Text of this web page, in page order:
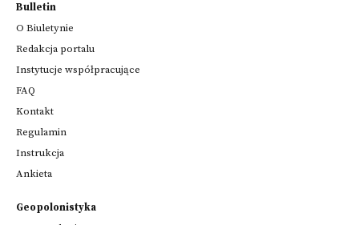
Bulletin
O Biuletynie
Redakcja portalu
Instytucje współpracujące
FAQ
Kontakt
Regulamin
Instrukcja
Ankieta
Geopolonistyka